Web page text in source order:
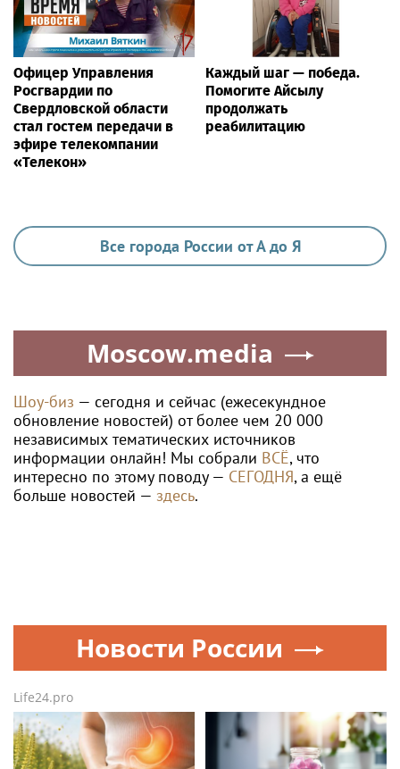
Офицер Управления
Росгвардии по
Свердловской области
стал гостем передачи в
эфире телекомпании
«Телекон»
Каждый шаг — победа.
Помогите Айсылу
продолжать
реабилитацию
Все города России от А до Я
Moscow.media
Шоу-биз — сегодня и сейчас (ежесекундное
обновление новостей) от более чем 20 000
независимых тематических источников
информации онлайн! Мы собрали ВСЁ, что
интересно по этому поводу — СЕГОДНЯ, а ещё
больше новостей — здесь.
Новости России
Life24.pro